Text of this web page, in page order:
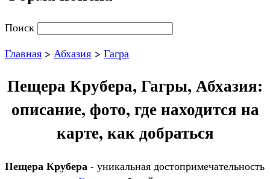
Поиск
Главная > Абхазия > Гагра
Пещера Крубера, Гагры, Абхазия:
описание, фото, где находится на
карте, как добраться
Пещера Крубера - уникальная достопримечательность